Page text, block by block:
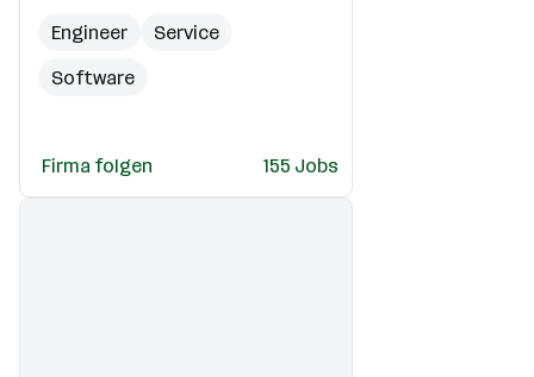
Engineer
Service
Software
Mechanical Engineer
Firma folgen 155 Jobs